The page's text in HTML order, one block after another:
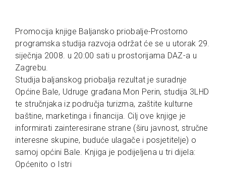
Promocija knjige Baljansko priobalje-Prostorno
programska studija razvoja održat će se u utorak 29.
siječnja 2008. u 20:00 sati u prostorijama DAZ-a u
Zagrebu.
Studija baljanskog priobalja rezultat je suradnje
Općine Bale, Udruge građana Mon Perin, studija 3LHD
te stručnjaka iz područja turizma, zaštite kulturne
baštine, marketinga i financija. Cilj ove knjige je
informirati zainteresirane strane (širu javnost, stručne
interesne skupine, buduće ulagače i posjetitelje) o
samoj općini Bale. Knjiga je podijeljena u tri dijela:
Općenito o Istri